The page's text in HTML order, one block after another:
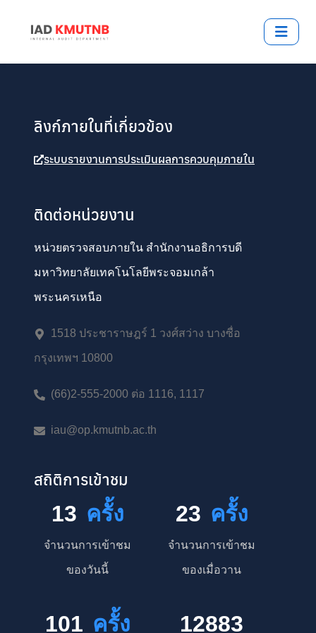
ลิงก์ภายในที่เกี่ยวข้อง
ระบบรายงานการประเมินผลการควบคุมภายใน
ติดต่อหน่วยงาน
หน่วยตรวจสอบภายใน สำนักงานอธิการบดี
มหาวิทยาลัยเทคโนโลยีพระจอมเกล้า
พระนครเหนือ
1518 ประชาราษฎร์ 1 วงศ์สว่าง บางซื่อ
กรุงเทพฯ 10800
(66)2-555-2000 ต่อ 1116, 1117
iau@op.kmutnb.ac.th
สถิติการเข้าชม
13 ครั้ง
จำนวนการเข้าชม
ของวันนี้
23 ครั้ง
จำนวนการเข้าชม
ของเมื่อวาน
101 ครั้ง 12883